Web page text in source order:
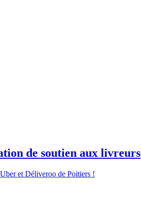
de soutien aux livreurs
et Déliveroo de Poitiers !